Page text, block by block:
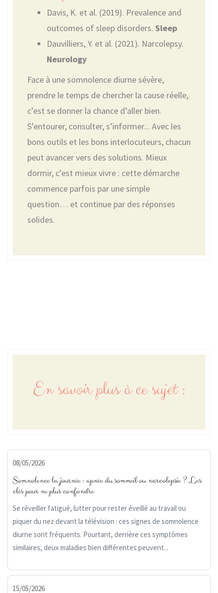
Davis, K. et al. (2019). Prevalence and
outcomes of sleep disorders. Sleep
Dauvilliers, Y. et al. (2021). Narcolepsy.
Neurology
Face à une somnolence diurne sévère,
prendre le temps de chercher la cause réelle,
c’est se donner la chance d’aller bien.
S’entourer, consulter, s’informer... Avec les
bons outils et les bons interlocuteurs, chacun
peut avancer vers des solutions. Mieux
dormir, c’est mieux vivre : cette démarche
commence parfois par une simple
question… et continue par des réponses
solides.
En savoir plus à ce sujet :
08/05/2026
Somnolence la journée : apnée du sommeil ou narcolepsie ? Les
clés pour ne plus confondre
Se réveiller fatigué, lutter pour rester éveillé au travail ou
piquer du nez devant la télévision : ces signes de somnolence
diurne sont fréquents. Pourtant, derrière ces symptômes
similaires, deux maladies bien différentes peuvent...
15/05/2026